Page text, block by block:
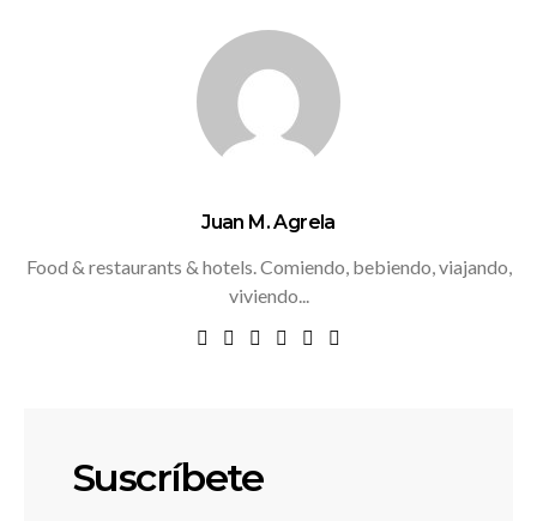
Juan M. Agrela
Food & restaurants & hotels. Comiendo, bebiendo, viajando,
viviendo...
Suscríbete